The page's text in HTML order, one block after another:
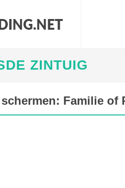
ZINTUIG
Familie of